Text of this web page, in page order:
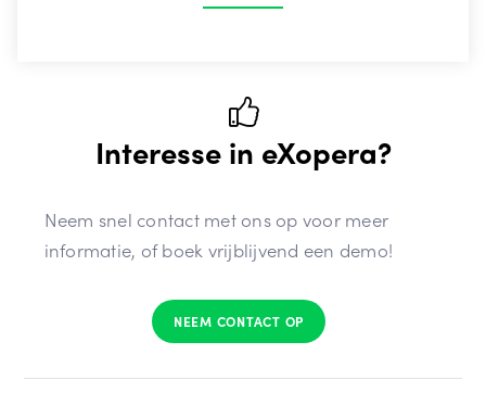
Interesse in eXopera?
Neem snel contact met ons op voor meer
informatie, of boek vrijblijvend een demo!
NEEM CONTACT OP